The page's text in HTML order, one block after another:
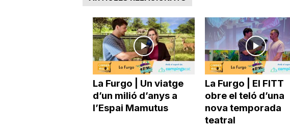
a
La Furgo | Un viatge
d’un milió d’anys a
l’Espai Mamutus
La Furgo | El FITT
obre el teló d’una
nova temporada
teatral